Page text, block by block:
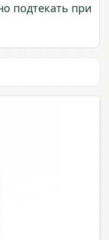
подтекать при